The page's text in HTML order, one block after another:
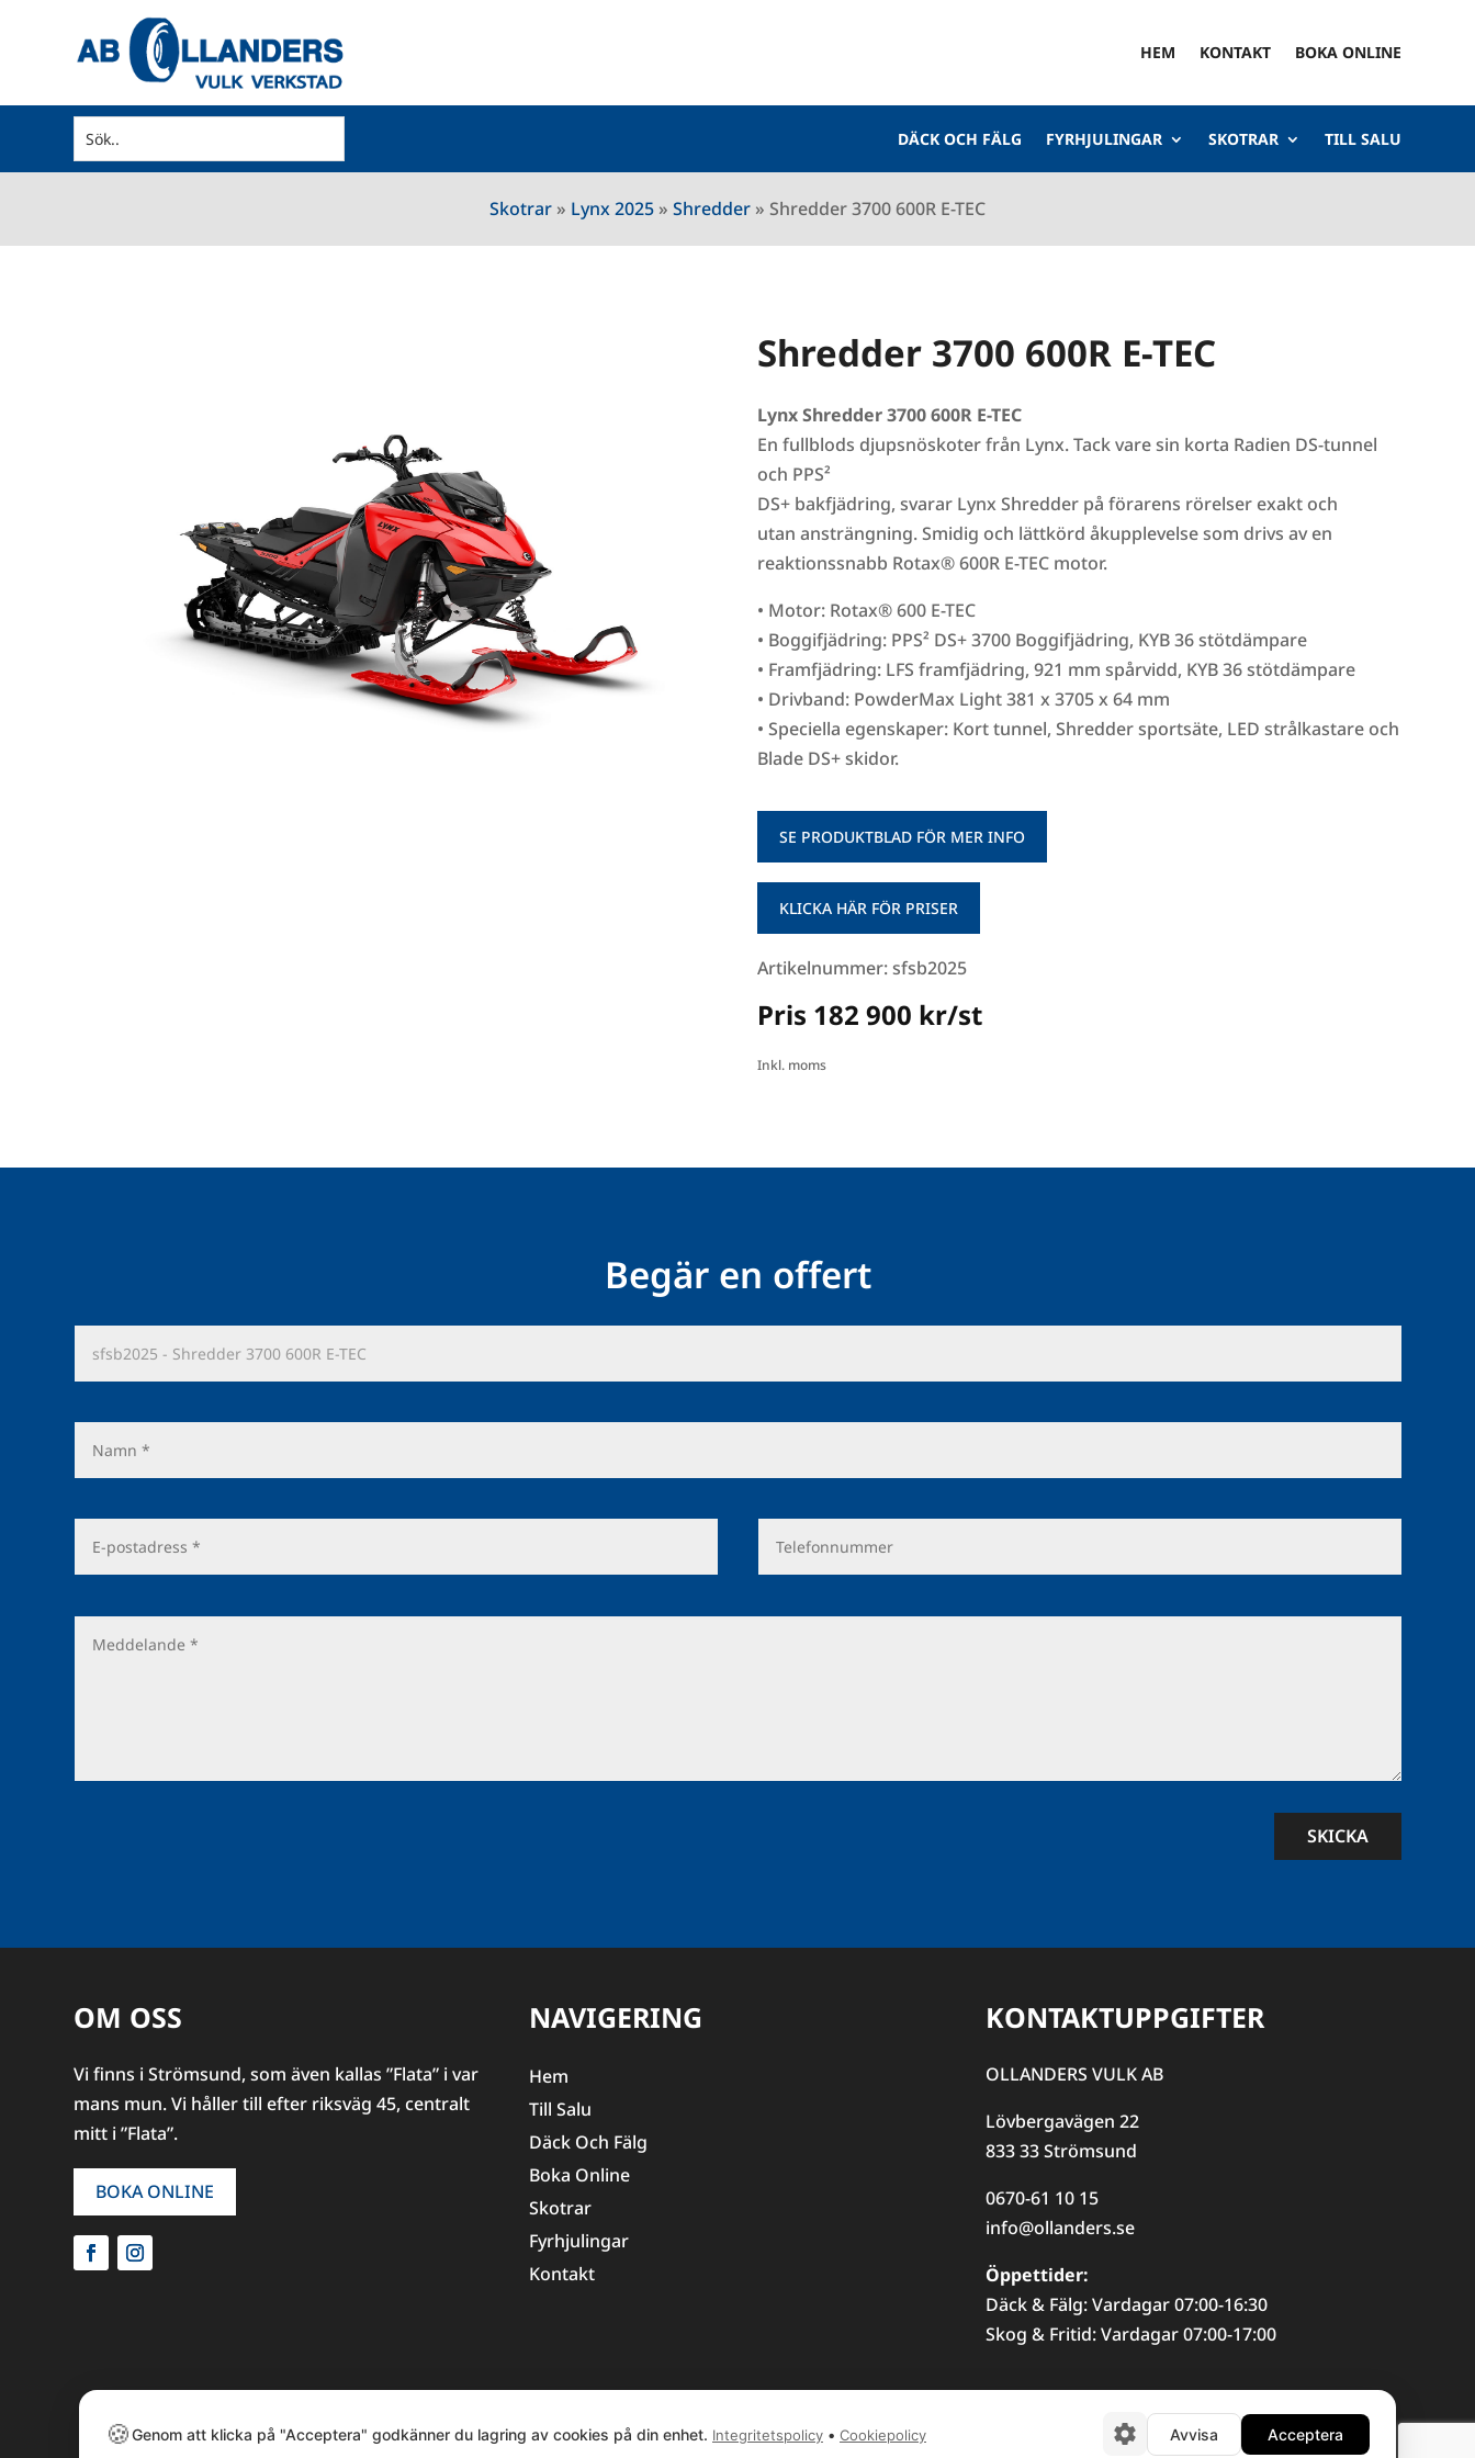
HEM KONTAKT BOKA ONLINE
DÄCK OCH FÄLG FYRHJULINGAR SKOTRAR TILL SALU
Skotrar » Lynx 2025 » Shredder » Shredder 3700 600R E-TEC
Shredder 3700 600R E-TEC
Lynx Shredder 3700 600R E-TEC
En fullblods djupsnöskoter från Lynx. Tack vare sin korta Radien DS-tunnel
och PPS²
DS+ bakfjädring, svarar Lynx Shredder på förarens rörelser exakt och
utan ansträngning. Smidig och lättkörd åkupplevelse som drivs av en
reaktionssnabb Rotax® 600R E-TEC motor.
• Motor: Rotax® 600 E-TEC
• Boggifjädring: PPS² DS+ 3700 Boggifjädring, KYB 36 stötdämpare
• Framfjädring: LFS framfjädring, 921 mm spårvidd, KYB 36 stötdämpare
• Drivband: PowderMax Light 381 x 3705 x 64 mm
• Speciella egenskaper: Kort tunnel, Shredder sportsäte, LED strålkastare och
Blade DS+ skidor.
SE PRODUKTBLAD FÖR MER INFO
KLICKA HÄR FÖR PRISER
Artikelnummer: sfsb2025
Pris 182 900 kr/st
Inkl. moms
Begär en offert
SKICKA
OM OSS
Vi finns i Strömsund, som även kallas ”Flata” i var
mans mun. Vi håller till efter riksväg 45, centralt
mitt i ”Flata”.
BOKA ONLINE
NAVIGERING
Hem
Till Salu
Däck Och Fälg
Boka Online
Skotrar
Fyrhjulingar
Kontakt
KONTAKTUPPGIFTER
OLLANDERS VULK AB
Lövbergavägen 22
833 33 Strömsund
0670-61 10 15
info@ollanders.se
Öppettider:
Däck & Fälg: Vardagar 07:00-16:30
Skog & Fritid: Vardagar 07:00-17:00
🍪Genom att klicka på "Acceptera" godkänner du lagring av cookies på din enhet. Integritetspolicy • Cookiepolicy Avvisa Acceptera